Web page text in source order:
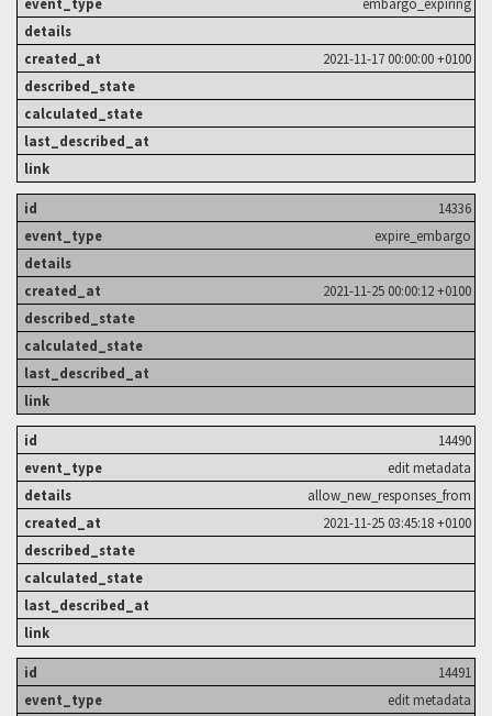
2021-11-17 00:00:00 +0100
14336
expire_embargo
2021-11-25 00:00:12 +0100
14490
edit metadata
allow_new_responses_from
2021-11-25 03:45:18 +0100
14491
edit metadata